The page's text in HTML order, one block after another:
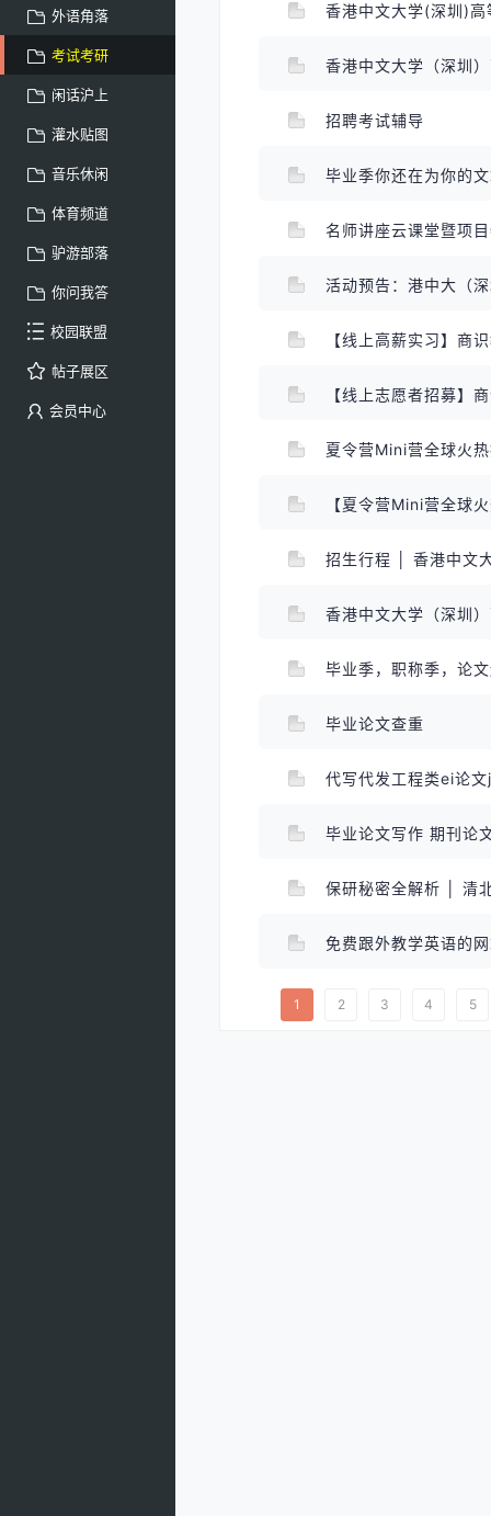
外语角落
考试考研
闲话沪上
灌水贴图
音乐休闲
体育频道
驴游部落
你问我答
校园联盟
帖子展区
会员中心
香港中文大学(深圳)
招聘考试辅导
毕业季你还在为你的
名师讲座云课堂暨项
【线上高薪实习】商
【线上志愿者招募】
香港中文大学（深圳
毕业季，职称季，论
毕业论文查重
代写代发工程类ei论
毕业论文写作 期刊论
保研秘密全解析 │ 清
免费跟外教学英语的
1 2 3 4 5